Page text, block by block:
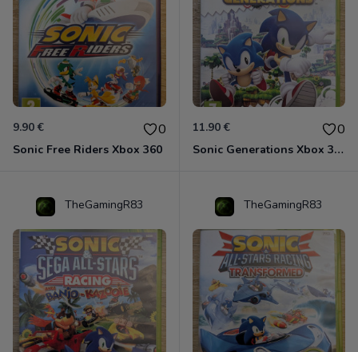
9.90 € 0
Sonic Free Riders Xbox 360
11.90 € 0
Sonic Generations Xbox 360
TheGamingR83 TheGamingR83